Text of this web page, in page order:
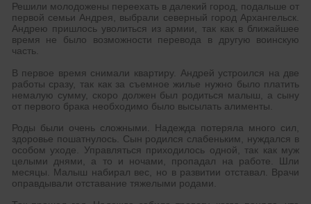
Решили молодожены переехать в далекий город, подальше от
первой семьи Андрея, выбрали северный город Архангельск.
Андрею пришлось уволиться из армии, так как в ближайшее
время не было возможности перевода в другую воинскую
часть.
В первое время снимали квартиру. Андрей устроился на две
работы сразу, так как за съемное жилье нужно было платить
немалую сумму, скоро должен был родиться малыш, а сыну
от первого брака необходимо было высылать алименты.
Роды были очень сложными. Надежда потеряла много сил,
здоровье пошатнулось. Сын родился слабеньким, нуждался в
особом уходе. Управляться приходилось одной, так как муж
целыми днями, а то и ночами, пропадал на работе. Шли
месяцы. Малыш набирал вес, но в развитии отставал. Врачи
оправдывали отставание тяжелыми родами.